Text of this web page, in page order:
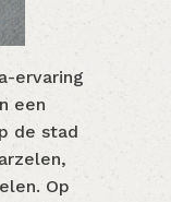
ervaring
een
de stad
Op